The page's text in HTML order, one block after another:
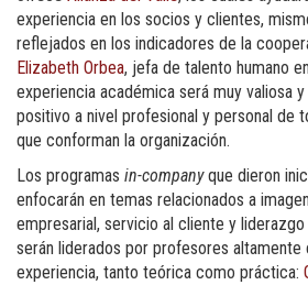
experiencia en los socios y clientes,
reflejados en los indicadores de la
Elizabeth Orbea, jefa de talento humano
experiencia académica será muy valiosa
positivo a nivel profesional y personal de
que conforman la organización.
Los programas in-companyque dieron
enfocarán en temas relacionados a
empresarial, servicio al cliente y
serán liderados por profesores
experiencia, tanto teórica como práctica: